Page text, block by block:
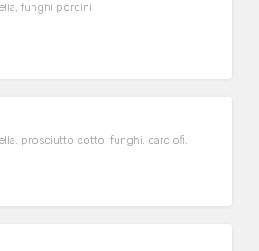
funghi porcini
prosciutto cotto, funghi, carciofi,